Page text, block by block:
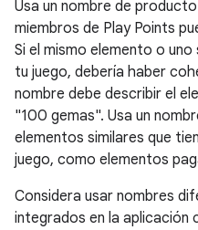
Usa un nombre de
miembros de Play Points
Si el mismo elemento o
tu juego, debería haber
nombre debe describir el
"100 gemas". Usa un
elementos similares que
juego, como elementos
Considera usar nombres
integrados en la aplicación